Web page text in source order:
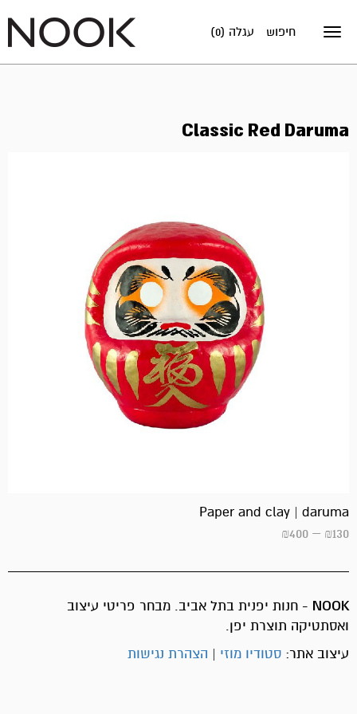
Toggle
עגלה (0) חיפוש
Classic Red Daruma
Paper and clay | daruma
₪130
–
₪400
NOOK - חנות יפנית בתל אביב. מבחר פריטי עיצוב
ואסתטיקה תוצרת יפן.
עיצוב אתר: סטודיו מוזי | הצהרת נגישות